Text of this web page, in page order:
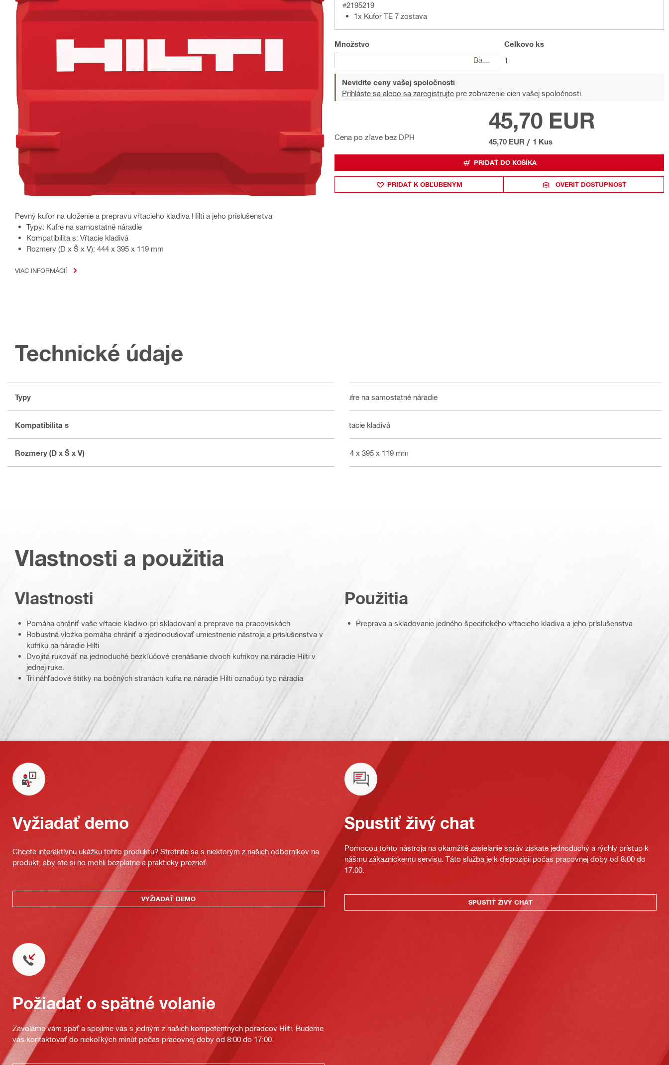
Pevný kufor na uloženie a prepravu vŕtacieho kladiva Hilti a jeho príslušenstva
Typy: Kufre na samostatné náradie
Kompatibilita s: Vŕtacie kladivá
Rozmery (D x Š x V): 444 x 395 x 119 mm
VIAC INFORMÁCIÍ
#2195219
1x Kufor TE 7 zostava
Množstvo
Celkovo ks
1
Nevidíte ceny vašej spoločnosti
Prihláste sa alebo sa zaregistrujte pre zobrazenie cien vašej spoločnosti.
Cena po zľave bez DPH
45,70 EUR
45,70 EUR / 1 Kus
PRIDAŤ DO KOŠÍKA
PRIDAŤ K OBĽÚBENÝM OVERIŤ DOSTUPNOSŤ
Technické údaje
Typy Kufre na samostatné náradie
Kompatibilita s Vŕtacie kladivá
Rozmery (D x Š x V) 444 x 395 x 119 mm
Vlastnosti a použitia
Vlastnosti
Pomáha chrániť vaše vŕtacie kladivo pri skladovaní a preprave na pracoviskách
Robustná vložka pomáha chrániť a zjednodušovať umiestnenie nástroja a príslušenstva v
kufríku na náradie Hilti
Dvojitá rukoväť na jednoduché bezkľúčové prenášanie dvoch kufríkov na náradie Hilti v
jednej ruke.
Tri náhľadové štítky na bočných stranách kufra na náradie Hilti označujú typ náradia
Použitia
Preprava a skladovanie jedného špecifického vŕtacieho kladiva a jeho príslušenstva
Vyžiadať demo
Chcete interaktívnu ukážku tohto produktu? Stretnite sa s niektorým z našich odborníkov na
produkt, aby ste si ho mohli bezplatne a prakticky prezrieť.
VYŽIADAŤ DEMO
Spustiť živý chat
Pomocou tohto nástroja na okamžité zasielanie správ získate jednoduchý a rýchly prístup k
nášmu zákazníckemu servisu. Táto služba je k dispozícii počas pracovnej doby od 8:00 do
17:00.
SPUSTIŤ ŽIVÝ CHAT
Požiadať o spätné volanie
Zavoláme vám späť a spojíme vás s jedným z našich kompetentných poradcov Hilti. Budeme
vás kontaktovať do niekoľkých minút počas pracovnej doby od 8:00 do 17:00.